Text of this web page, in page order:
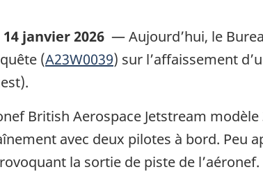
14 janvier 2026 —Aujourd’hui, le
(A23W0039) sur l’affaissement
British Aerospace Jetstream
avec deux pilotes à bord. Peu
la sortie de piste de